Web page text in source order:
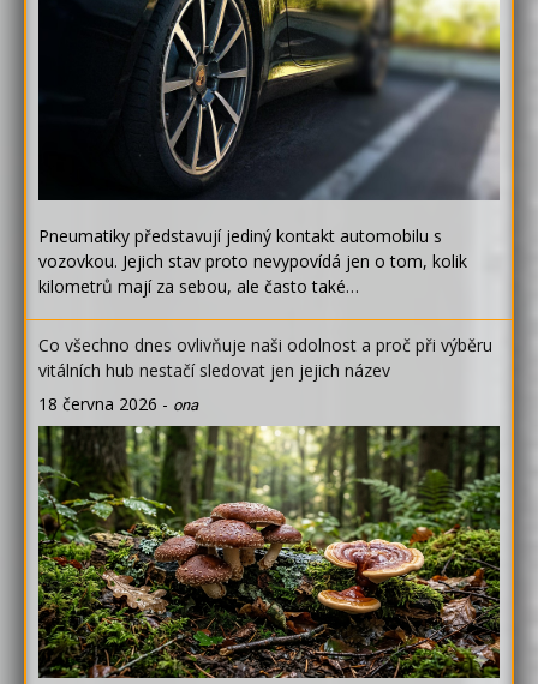
Pneumatiky představují jediný kontakt automobilu s
vozovkou. Jejich stav proto nevypovídá jen o tom, kolik
kilometrů mají za sebou, ale často také…
Co všechno dnes ovlivňuje naši odolnost a proč při výběru
vitálních hub nestačí sledovat jen jejich název
18 června 2026 - ona